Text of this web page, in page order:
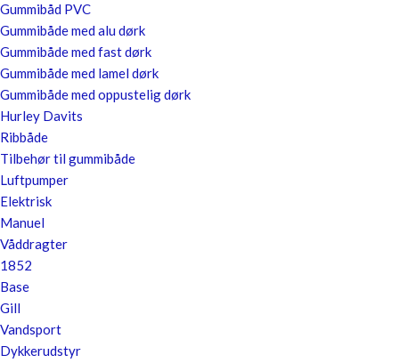
Gummibåd PVC
Gummibåde med alu dørk
Gummibåde med fast dørk
Gummibåde med lamel dørk
Gummibåde med oppustelig dørk
Hurley Davits
Ribbåde
Tilbehør til gummibåde
Luftpumper
Elektrisk
Manuel
Våddragter
1852
Base
Gill
Vandsport
Dykkerudstyr